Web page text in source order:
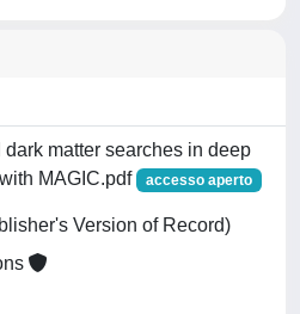
matter searches in deep
MAGIC.pdf
accesso aperto
Version of Record)